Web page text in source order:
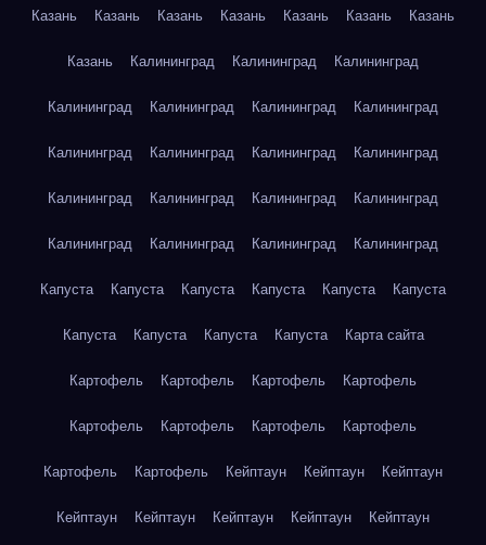
Казань Казань Казань Казань Казань Казань Казань
Казань Калининград Калининград Калининград
Калининград Калининград Калининград Калининград
Калининград Калининград Калининград Калининград
Калининград Калининград Калининград Калининград
Калининград Калининград Калининград Калининград
Капуста Капуста Капуста Капуста Капуста Капуста
Капуста Капуста Капуста Капуста Карта сайта
Картофель Картофель Картофель Картофель
Картофель Картофель Картофель Картофель
Картофель Картофель Кейптаун Кейптаун Кейптаун
Кейптаун Кейптаун Кейптаун Кейптаун Кейптаун